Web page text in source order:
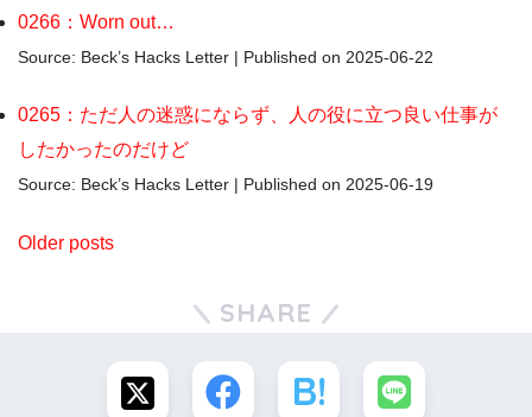
0266：Worn out…
Source: Beck’s Hacks Letter Published on 2025-06-22
0265：ただ人の迷惑にならず、人の役に立つ良い仕事が
したかったのだけど
Source: Beck’s Hacks Letter Published on 2025-06-19
Older posts
SHARE